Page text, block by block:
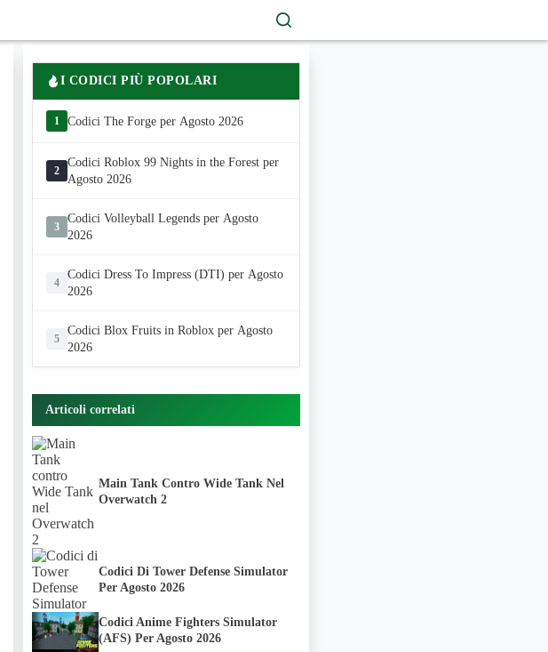
I CODICI PIÙ POPOLARI
1 Codici The Forge per Agosto 2026
2
Codici Roblox 99 Nights in the Forest per
Agosto 2026
3
Codici Volleyball Legends per Agosto
2026
4
Codici Dress To Impress (DTI) per Agosto
2026
5
Codici Blox Fruits in Roblox per Agosto
2026
Articoli correlati
Main Tank Contro Wide Tank Nel
Overwatch 2
Codici Di Tower Defense Simulator
Per Agosto 2026
Codici Anime Fighters Simulator
(AFS) Per Agosto 2026